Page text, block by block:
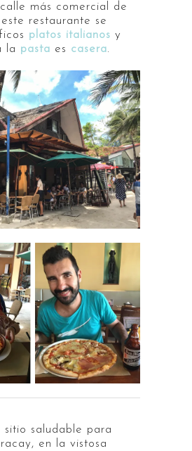
más comercial de
restaurante se
platos italianos y
la pasta es casera.
sitio saludable para
en la vistosa